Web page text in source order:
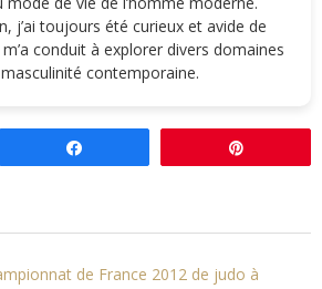
j’ai toujours été curieux et avide de
conduit à explorer divers domaines
contemporaine.
de France 2012 de judo à